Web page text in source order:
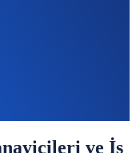
ve İş